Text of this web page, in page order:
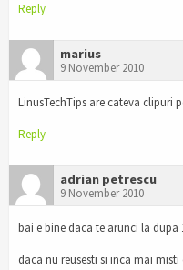
Reply
marius
9 November 2010
LinusTechTips are cateva clipuri
Reply
adrian petrescu
9 November 2010
bai e bine daca te arunci la dupa
daca nu reusesti si inca mai